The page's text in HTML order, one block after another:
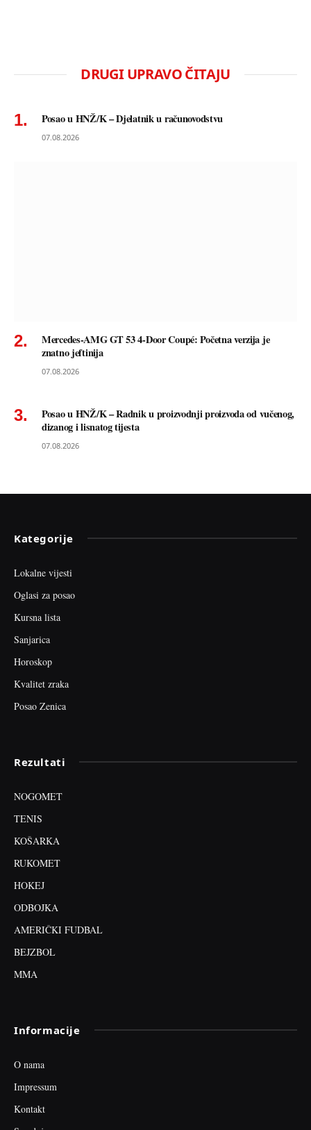
DRUGI UPRAVO ČITAJU
Posao u HNŽ/K – Djelatnik u računovodstvu
07.08.2026
Mercedes-AMG GT 53 4-Door Coupé: Početna verzija je
znatno jeftinija
07.08.2026
Posao u HNŽ/K – Radnik u proizvodnji proizvoda od vučenog,
dizanog i lisnatog tijesta
07.08.2026
Kategorije
Lokalne vijesti
Oglasi za posao
Kursna lista
Sanjarica
Horoskop
Kvalitet zraka
Posao Zenica
Rezultati
NOGOMET
TENIS
KOŠARKA
RUKOMET
HOKEJ
ODBOJKA
AMERIČKI FUDBAL
BEJZBOL
MMA
Informacije
O nama
Impressum
Kontakt